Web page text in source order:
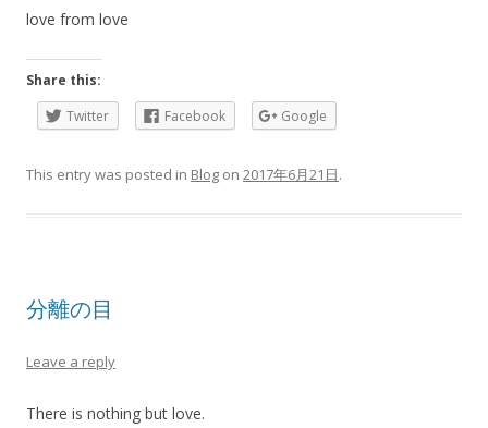
love from love
Share this:
Twitter
Facebook Google
This entry was posted in Blog on 2017年6月21日.
分離の目
Leave a reply
There is nothing but love.